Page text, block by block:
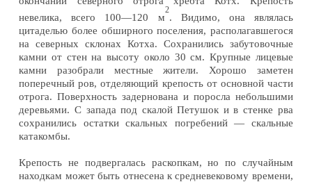
невелика, всего 100—120 м
2
. Видимо, она являлась
цитаделью более обширного поселения, располагавшегося
на северных склонах Котха. Сохранились забутовочные
камни от стен на высоту около 30 см. Крупные лицевые
камни разобрали местные жители. Хорошо заметен
поперечный ров, отделяющий крепость от основной части
отрога. Поверхность задернована и поросла небольшими
деревьями. С запада под скалой Петушок и в стенке рва
сохранились остатки скальных погребений — скальные
катакомбы.
Крепость не подвергалась раскопкам, но по случайным
находкам может быть отнесена к средневековому времени,